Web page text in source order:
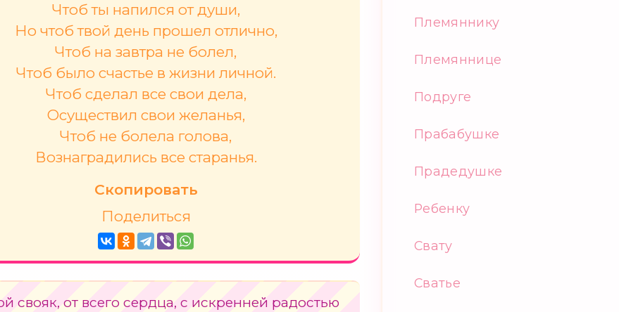
Чтоб ты напился от души,
Но чтоб твой день прошел отлично,
Чтоб на завтра не болел,
Чтоб было счастье в жизни личной.
Чтоб сделал все свои дела,
Осуществил свои желанья,
Чтоб не болела голова,
Вознаградились все старанья.
Скопировать
Поделиться
свояк, от всего сердца, с искренней радостью
Племяннику
Племяннице
Подруге
Прабабушке
Прадедушке
Ребенку
Свату
Сватье